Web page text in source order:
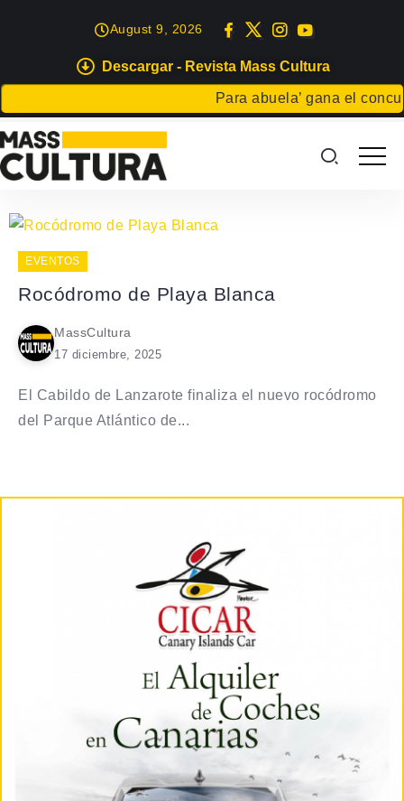
Descargar - Revista Mass Cultura
Para abuela’ gana el
August 9, 2026
EVENTOS
Rocódromo de Playa Blanca
MassCultura
17 diciembre, 2025
El Cabildo de Lanzarote finaliza el nuevo rocódromo
del Parque Atlántico de...